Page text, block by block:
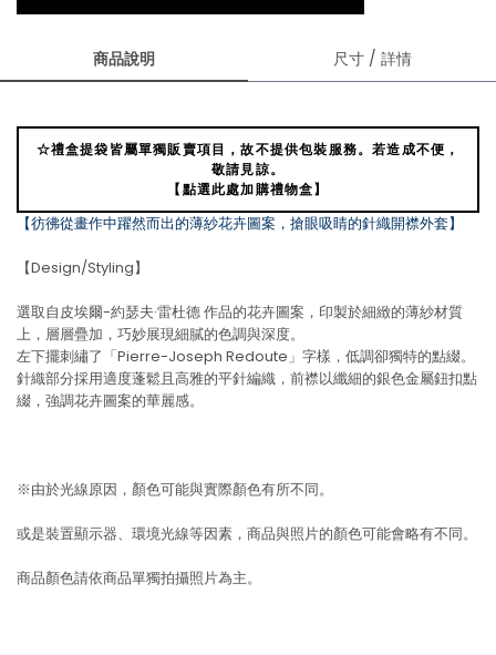
商品說明 尺寸 / 詳情
☆禮盒提袋皆屬單獨販賣項目，故不提供包裝服務。若造成不便，
敬請見諒。
【點選此處加購禮物盒】
【彷彿從畫作中躍然而出的薄紗花卉圖案，搶眼吸睛的針織開襟外套】
【Design/Styling】
選取自皮埃爾-約瑟夫·雷杜德 作品的花卉圖案，印製於細緻的薄紗材質
上，層層疊加，巧妙展現細膩的色調與深度。
左下擺刺繡了「Pierre-Joseph Redoute」字樣，低調卻獨特的點綴。
針織部分採用適度蓬鬆且高雅的平針編織，前襟以纖細的銀色金屬鈕扣點
綴，強調花卉圖案的華麗感。
※由於光線原因，顏色可能與實際顏色有所不同。
或是裝置顯示器、環境光線等因素，商品與照片的顏色可能會略有不同。
商品顏色請依商品單獨拍攝照片為主。